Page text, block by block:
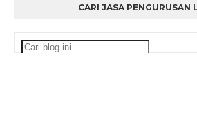
CARI JASA PENGURUSAN